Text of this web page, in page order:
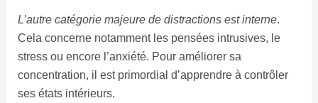
L’autre catégorie majeure de distractions est interne.
Cela concerne notamment les pensées intrusives, le
stress ou encore l’anxiété. Pour améliorer sa
concentration, il est primordial d’apprendre à contrôler
ses états intérieurs.